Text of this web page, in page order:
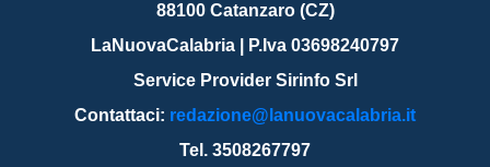
88100 Catanzaro (CZ)
LaNuovaCalabria | P.Iva 03698240797
Service Provider Sirinfo Srl
Contattaci: redazione@lanuovacalabria.it
Tel. 3508267797